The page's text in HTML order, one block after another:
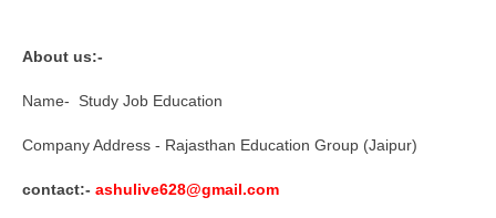
About us:-
Name- Study Job Education
Company Address - Rajasthan Education Group (Jaipur)
contact:- ashulive628@gmail.com